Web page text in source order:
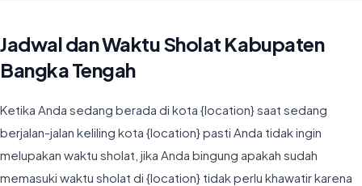
Jadwal dan Waktu Sholat Kabupaten
Bangka Tengah
Ketika Anda sedang berada di kota {location} saat sedang
berjalan-jalan keliling kota {location} pasti Anda tidak ingin
melupakan waktu sholat, jika Anda bingung apakah sudah
memasuki waktu sholat di {location} tidak perlu khawatir karena